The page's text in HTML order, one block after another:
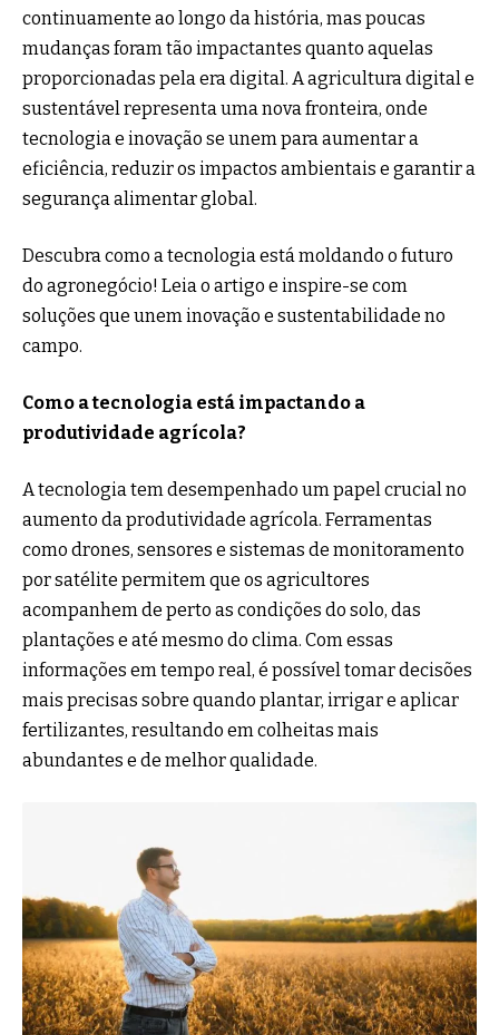
continuamente ao longo da história, mas poucas
mudanças foram tão impactantes quanto aquelas
proporcionadas pela era digital. A agricultura digital e
sustentável representa uma nova fronteira, onde
tecnologia e inovação se unem para aumentar a
eficiência, reduzir os impactos ambientais e garantir a
segurança alimentar global.
Descubra como a tecnologia está moldando o futuro
do agronegócio! Leia o artigo e inspire-se com
soluções que unem inovação e sustentabilidade no
campo.
Como a tecnologia está impactando a
produtividade agrícola?
A tecnologia tem desempenhado um papel crucial no
aumento da produtividade agrícola. Ferramentas
como drones, sensores e sistemas de monitoramento
por satélite permitem que os agricultores
acompanhem de perto as condições do solo, das
plantações e até mesmo do clima. Com essas
informações em tempo real, é possível tomar decisões
mais precisas sobre quando plantar, irrigar e aplicar
fertilizantes, resultando em colheitas mais
abundantes e de melhor qualidade.